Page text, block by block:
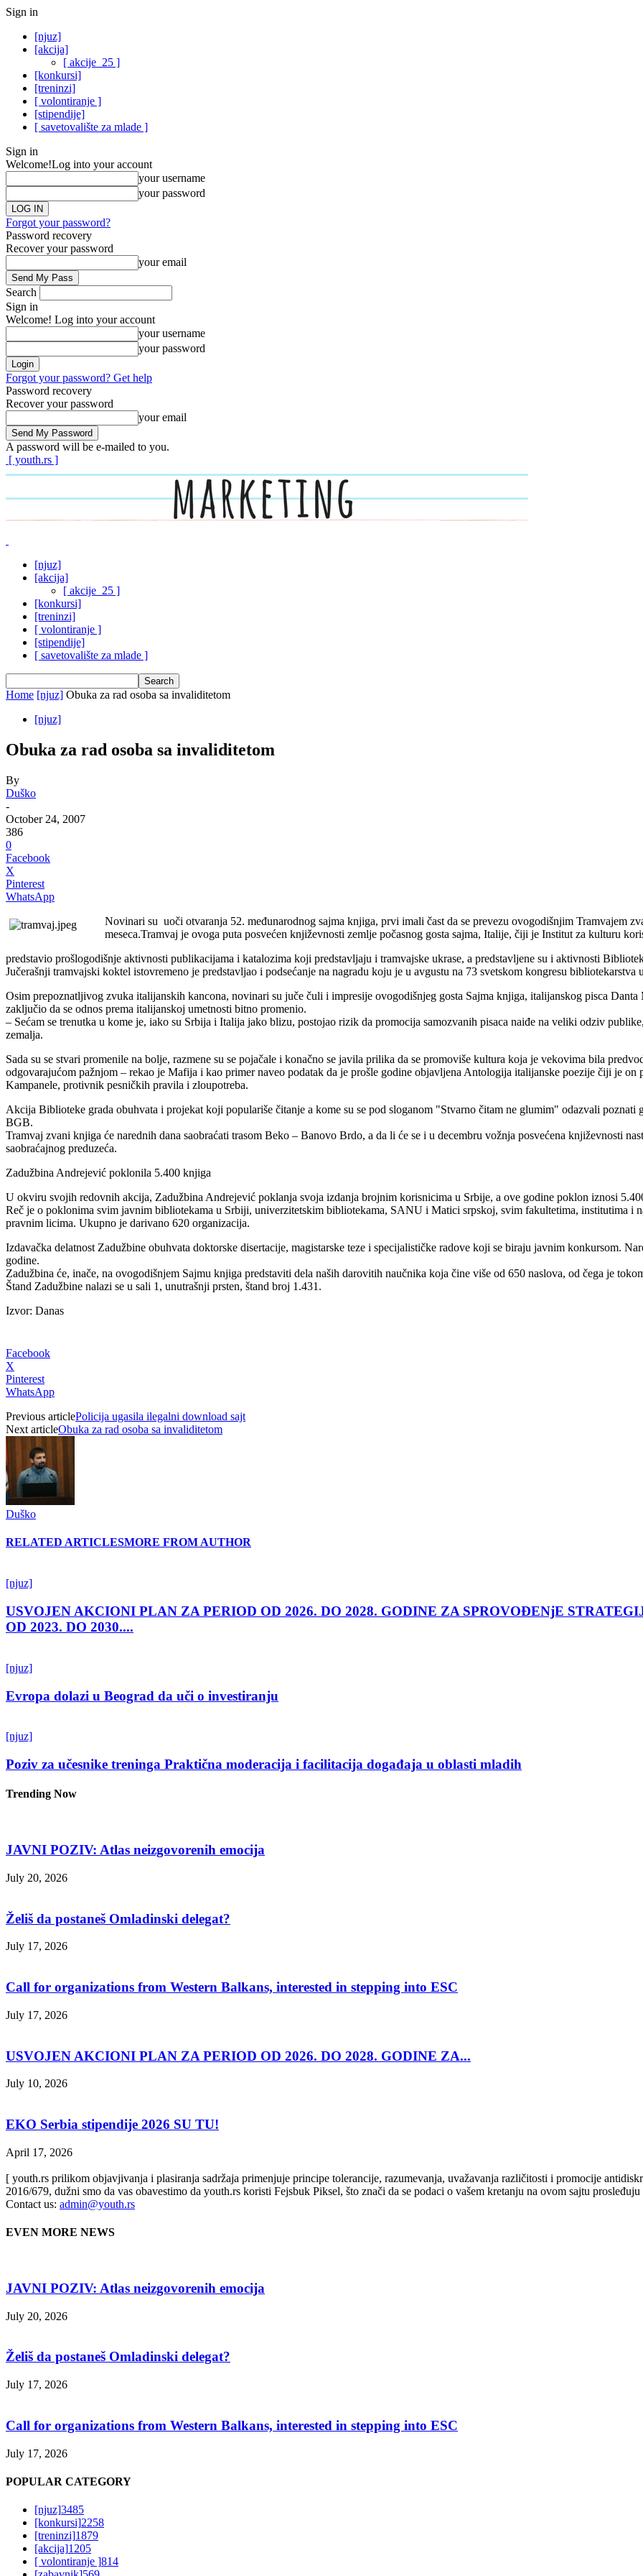
Sign in
[njuz]
[akcija]
[ akcije_25 ]
[konkursi]
[treninzi]
[ volontiranje ]
[stipendije]
[ savetovalište za mlade ]
Sign in
Welcome!Log into your account
your username
your password
Forgot your password?
Password recovery
Recover your password
your email
Search
Sign in
Welcome! Log into your account
your username
your password
Forgot your password? Get help
Password recovery
Recover your password
your email
A password will be e-mailed to you.
[ youth.rs ]
[njuz]
[akcija]
[ akcije_25 ]
[konkursi]
[treninzi]
[ volontiranje ]
[stipendije]
[ savetovalište za mlade ]
Home [njuz] Obuka za rad osoba sa invaliditetom
[njuz]
Obuka za rad osoba sa invaliditetom
By
Duško
-
October 24, 2007
386
0
Facebook
X
Pinterest
WhatsApp
Novinari su uoči otvaranja 52. međunarodnog sajma knjiga, prvi imali čast da se prevezu ovogodišnjim Tramvajem
meseca.Tramvaj je ovoga puta posvećen književnosti zemlje počasnog gosta sajma, Italije, čiji je Institut za kulturu
predstavio prošlogodišnje aktivnosti publikacijama i katalozima koji predstavljaju i tramvajske ukrase, a predstavljene su i aktivnosti
Jučerašnji tramvajski koktel istovremeno je predstavljao i podsećanje na nagradu koju je u avgustu na 73 svetskom kongresu
Osim prepoznatljivog zvuka italijanskih kancona, novinari su juče čuli i impresije ovogodišnjeg gosta Sajma knjiga, italijanskog pisca
zaključio da se odnos prema italijanskoj umetnosti bitno promenio.
– Sećam se trenutka u kome je, iako su Srbija i Italija jako blizu, postojao rizik da promocija samozvanih pisaca naiđe na veliki odziv
zemalja.
Sada su se stvari promenile na bolje, razmene su se pojačale i konačno se javila prilika da se promoviše kultura koja je vekovima bila
odgovarajućom pažnjom – rekao je Mafija i kao primer naveo podatak da je prošle godine objavljena Antologija italijanske poezije čiji je
Kampanele, protivnik pesničkih pravila i zloupotreba.
Akcija Biblioteke grada obuhvata i projekat koji populariše čitanje a kome su se pod sloganom "Stvarno čitam ne glumim" odazvali
BGB.
Tramvaj zvani knjiga će narednih dana saobraćati trasom Beko – Banovo Brdo, a da li će se i u decembru vožnja posvećena književnosti
saobraćajnog preduzeća.
Zadužbina Andrejević poklonila 5.400 knjiga
U okviru svojih redovnih akcija, Zadužbina Andrejević poklanja svoja izdanja brojnim korisnicima u Srbije, a ove godine poklon iznosi
Reč je o poklonima svim javnim bibliotekama u Srbiji, univerzitetskim bibliotekama, SANU i Matici srpskoj, svim fakultetima, institutima i
pravnim licima. Ukupno je darivano 620 organizacija.
Izdavačka delatnost Zadužbine obuhvata doktorske disertacije, magistarske teze i specijalističke radove koji se biraju javnim konkursom.
godine.
Zadužbina će, inače, na ovogodišnjem Sajmu knjiga predstaviti dela naših darovitih naučnika koja čine više od 650 naslova, od čega je
Štand Zadužbine nalazi se u sali 1, unutrašnji prsten, štand broj 1.431.
Izvor: Danas
Facebook
X
Pinterest
WhatsApp
Previous articlePolicija ugasila ilegalni download sajt
Next articleObuka za rad osoba sa invaliditetom
Duško
RELATED ARTICLESMORE FROM AUTHOR
[njuz]
USVOJEN AKCIONI PLAN ZA PERIOD OD 2026. DO 2028. GODINE ZA SPROVOĐENjE
OD 2023. DO 2030....
[njuz]
Evropa dolazi u Beograd da uči o investiranju
[njuz]
Poziv za učesnike treninga Praktična moderacija i facilitacija događaja u oblasti mladih
Trending Now
JAVNI POZIV: Atlas neizgovorenih emocija
July 20, 2026
Želiš da postaneš Omladinski delegat?
July 17, 2026
Call for organizations from Western Balkans, interested in stepping into ESC
July 17, 2026
USVOJEN AKCIONI PLAN ZA PERIOD OD 2026. DO 2028. GODINE ZA...
July 10, 2026
EKO Serbia stipendije 2026 SU TU!
April 17, 2026
[ youth.rs prilikom objavjivanja i plasiranja sadržaja primenjuje principe tolerancije, razumevanja, uvažavanja različitosti i promocije
2016/679, dužni smo da vas obavestimo da youth.rs koristi Fejsbuk Piksel, što znači da se podaci o vašem kretanju na ovom sajtu
Contact us: admin@youth.rs
EVEN MORE NEWS
JAVNI POZIV: Atlas neizgovorenih emocija
July 20, 2026
Želiš da postaneš Omladinski delegat?
July 17, 2026
Call for organizations from Western Balkans, interested in stepping into ESC
July 17, 2026
POPULAR CATEGORY
[njuz]3485
[konkursi]2258
[treninzi]1879
[akcija]1205
[ volontiranje ]814